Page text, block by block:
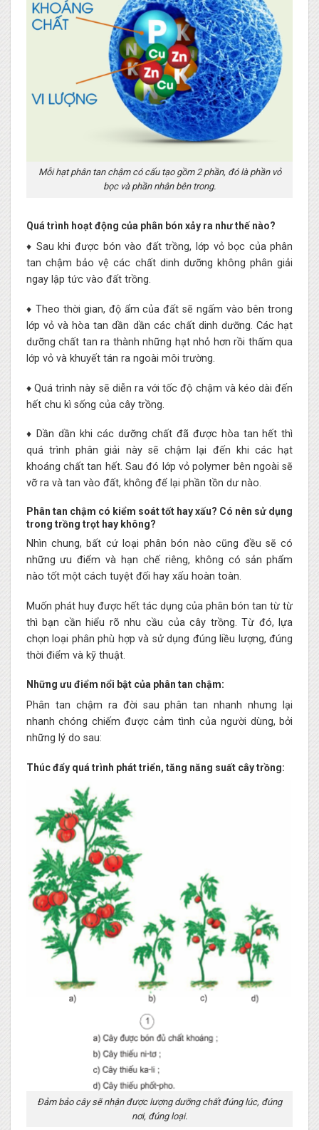
Mỗi hạt phân tan chậm có cấu tạo gồm 2 phần, đó là phần vỏ
bọc và phần nhân bên trong.
Quá trình hoạt động của phân bón xảy ra như thế nào?
♦ Sau khi được bón vào đất trồng, lớp vỏ bọc của phân
tan chậm bảo vệ các chất dinh dưỡng không phân giải
ngay lập tức vào đất trồng.
♦ Theo thời gian, độ ẩm của đất sẽ ngấm vào bên trong
lớp vỏ và hòa tan dần dần các chất dinh dưỡng. Các hạt
dưỡng chất tan ra thành những hạt nhỏ hơn rồi thấm qua
lớp vỏ và khuyết tán ra ngoài môi trường.
♦ Quá trình này sẽ diễn ra với tốc độ chậm và kéo dài đến
hết chu kì sống của cây trồng.
♦ Dần dần khi các dưỡng chất đã được hòa tan hết thì
quá trình phân giải này sẽ chậm lại đến khi các hạt
khoáng chất tan hết. Sau đó lớp vỏ polymer bên ngoài sẽ
vỡ ra và tan vào đất, không để lại phần tồn dư nào.
Phân tan chậm có kiểm soát tốt hay xấu? Có nên sử dụng
trong trồng trọt hay không?
Nhìn chung, bất cứ loại phân bón nào cũng đều sẽ có
những ưu điểm và hạn chế riêng, không có sản phẩm
nào tốt một cách tuyệt đối hay xấu hoàn toàn.
Muốn phát huy được hết tác dụng của phân bón tan từ từ
thì bạn cần hiểu rõ nhu cầu của cây trồng. Từ đó, lựa
chọn loại phân phù hợp và sử dụng đúng liều lượng, đúng
thời điểm và kỹ thuật.
Những ưu điểm nổi bật của phân tan chậm:
Phân tan chậm ra đời sau phân tan nhanh nhưng lại
nhanh chóng chiếm được cảm tình của người dùng, bởi
những lý do sau:
Thúc đẩy quá trình phát triển, tăng năng suất cây trồng:
Đảm bảo cây sẽ nhận được lượng dưỡng chất đúng lúc, đúng
nơi, đúng loại.